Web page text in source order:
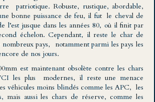
patriotique. Robuste, rustique, abordable,
bonne puissance de feu, il fut le cheval de
l’est jusque dans les années 80, où il finit par
échelon. Cependant, il reste le char de
pays, notamment parmi les pays les
de nos jours.
est maintenant obsolète contre les chars
les plus modernes, il reste une menace
véhicules moins blindés comme les APC, les
mais aussi les chars de réserve, comme les